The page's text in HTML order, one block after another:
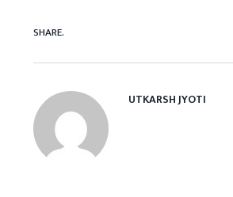
SHARE.
UTKARSH JYOTI